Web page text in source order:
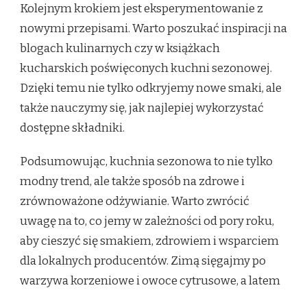
Kolejnym krokiem jest eksperymentowanie z
nowymi przepisami. Warto poszukać inspiracji na
blogach kulinarnych czy w książkach
kucharskich poświęconych kuchni sezonowej.
Dzięki temu nie tylko odkryjemy nowe smaki, ale
także nauczymy się, jak najlepiej wykorzystać
dostępne składniki.
Podsumowując, kuchnia sezonowa to nie tylko
modny trend, ale także sposób na zdrowe i
zrównoważone odżywianie. Warto zwrócić
uwagę na to, co jemy w zależności od pory roku,
aby cieszyć się smakiem, zdrowiem i wsparciem
dla lokalnych producentów. Zimą sięgajmy po
warzywa korzeniowe i owoce cytrusowe, a latem